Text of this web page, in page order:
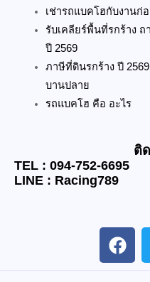
เช่ารถแบคโฮกับงานก่
รับเคลียร์พื้นที่รกร้าง
ปี 2569
ภาษีที่ดินรกร้าง ปี
บานปลาย
รถแบคโฮ คือ อะไร
ติ
TEL : 094-752-6695
LINE : Racing789
F
a
c